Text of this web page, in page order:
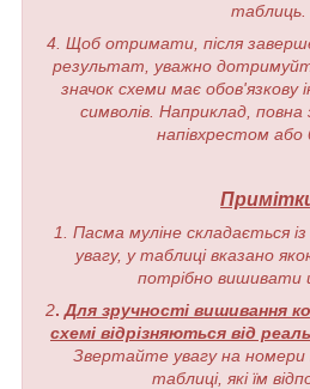
таблиць.
4. Щоб отримати, після
результат, уважно
значок схеми має обов'язкову
символів. Наприклад,
напівхрестом або
1. Пасма муліне складається
увагу, у таблиці вказано
потрібно вишивати
2. Для зручності вишивання
схемі відрізняються від
Звертайте увагу на номери
таблиці, які їм